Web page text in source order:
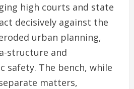
high courts and state
decisively against the
urban planning,
structure and
safety. The bench, while
matters,